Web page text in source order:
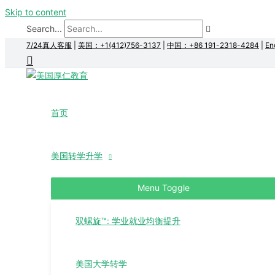
Skip to content
Search...
7/24真人客服 美国：+1(412)756-3137 中国：+86 191-2318-4284
首页
美国转学升学
Menu Toggle
双螺旋™: 学业就业均衡提升
美国大学转学